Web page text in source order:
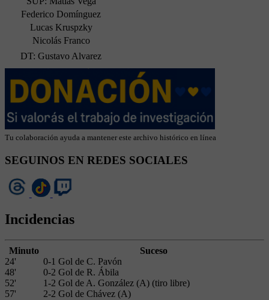
Federico Domínguez
Lucas Kruspzky
Nicolás Franco
DT: Gustavo Alvarez
Tu colaboración ayuda a mantener este archivo histórico en línea
SEGUINOS EN REDES SOCIALES
Incidencias
Minuto
Suceso
24'
0-1 Gol de C. Pavón
48'
0-2 Gol de R. Ábila
52'
1-2 Gol de A. González (A) (tiro libre)
57'
2-2 Gol de Chávez (A)